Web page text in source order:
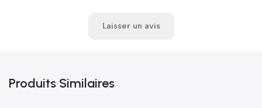
Laisser un avis
Produits Similaires